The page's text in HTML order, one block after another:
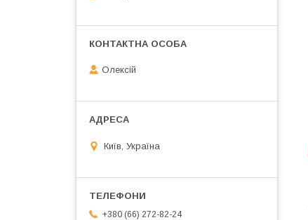
Олексій
Київ, Україна
+380 (66) 272-82-24